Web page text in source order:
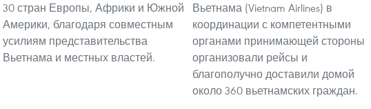
30 стран Европы, Африки и Южной
Америки, благодаря совместным
усилиям представительства
Вьетнама и местных властей.
Вьетнама (Vietnam Airlines) в
координации с компетентными
органами принимающей стороны
организовали рейсы и
благополучно доставили домой
около 360 вьетнамских граждан.